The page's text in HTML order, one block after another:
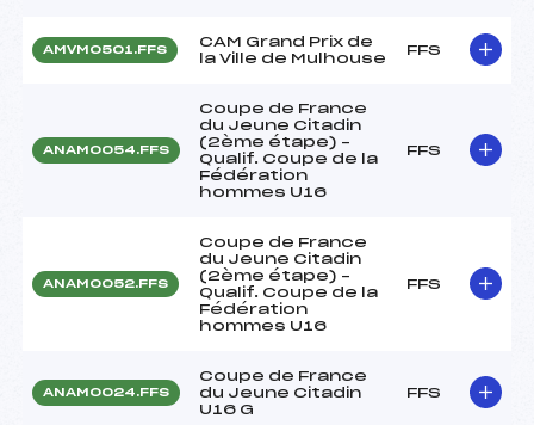
AMVM0501.FFS
CAM Grand Prix de
la Ville de Mulhouse
FFS
ANAM0054.FFS
Coupe de France
du Jeune Citadin
(2ème étape) –
Qualif. Coupe de la
Fédération
hommes U16
FFS
ANAM0052.FFS
Coupe de France
du Jeune Citadin
(2ème étape) –
Qualif. Coupe de la
Fédération
hommes U16
FFS
ANAM0024.FFS
Coupe de France
du Jeune Citadin
U16 G
FFS